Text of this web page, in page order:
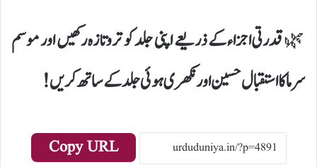
🌿قدرتی اجزاء کے ذریعے اپنی جلد کو تروتازہ رکھیں اور موسم
سرما کا استقبال حسین اور نکھری ہوئی جلد کے ساتھ کریں!
Copy URL